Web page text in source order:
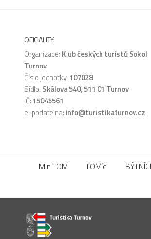
OFICIALITY:
Organizace: Klub českých turistů Sokol
Turnov
Číslo jednotky: 107028
Sídlo: Skálova 540, 511 01 Turnov
IČ: 15045561
e-podatelna: info@turistikaturnov.cz
MiniTOM TOMíci BÝTNÍCI